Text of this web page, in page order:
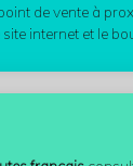
de vente à
internet et le